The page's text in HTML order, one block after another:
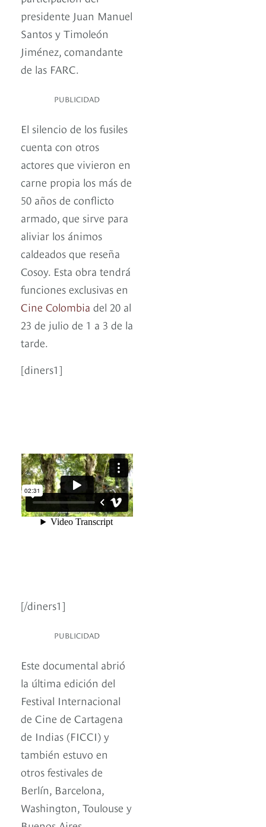
presidente Juan Manuel
Santos y Timoleón
Jiménez, comandante
de las FARC.
PUBLICIDAD
El silencio de los fusiles
cuenta con otros
actores que vivieron en
carne propia los más de
50 años de conflicto
armado, que sirve para
aliviar los ánimos
caldeados que reseña
Cosoy. Esta obra tendrá
funciones exclusivas en
Cine Colombia del 20 al
23 de julio de 1 a 3 de la
tarde.
[diners1]
[/diners1]
PUBLICIDAD
Este documental abrió
la última edición del
Festival Internacional
de Cine de Cartagena
de Indias (FICCI) y
también estuvo en
otros festivales de
Berlín, Barcelona,
Washington, Toulouse y